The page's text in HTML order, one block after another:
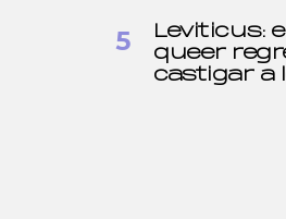
Leviticus:
queer
castigar a